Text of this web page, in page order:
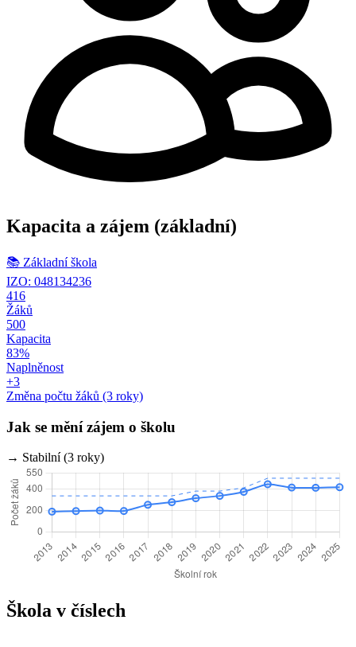
Kapacita a zájem (základní)
📚 Základní škola
IZO: 048134236
416
Žáků
500
Kapacita
83%
Naplněnost
+3
Změna počtu žáků (3 roky)
Jak se mění zájem o školu
→ Stabilní (3 roky)
Škola v číslech